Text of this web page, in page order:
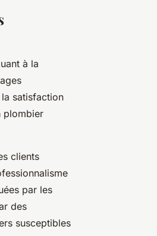
à la
satisfaction
plombier
clients
par les
des
susceptibles